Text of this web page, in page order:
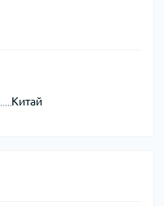
Китай